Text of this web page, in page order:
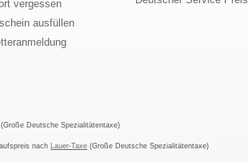
vergessen
ausfüllen
(Große Deutsche Spezialitätentaxe)
nach Lauer-Taxe (Große Deutsche Spezialitätentaxe)